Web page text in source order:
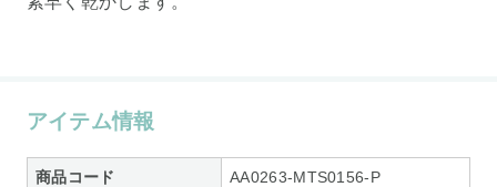
アイテム情報
商品コード AA0263-MTS0156-P